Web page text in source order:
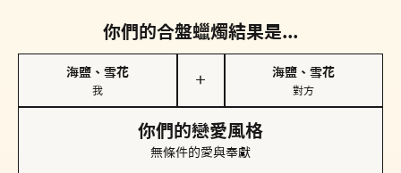
你們的合盤蠟燭結果是...
海鹽、雪花
我
＋
海鹽、雪花
對方
你們的戀愛風格
無條件的愛與奉獻